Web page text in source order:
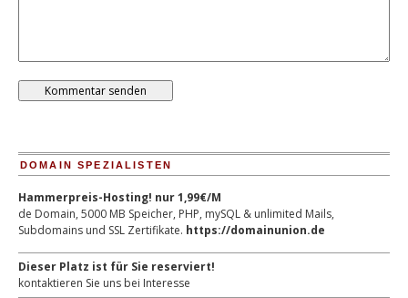
DOMAIN SPEZIALISTEN
Hammerpreis-Hosting! nur 1,99€/M
de Domain, 5000 MB Speicher, PHP, mySQL & unlimited Mails,
Subdomains und SSL Zertifikate. https://domainunion.de
Dieser Platz ist für Sie reserviert!
kontaktieren Sie uns bei Interesse